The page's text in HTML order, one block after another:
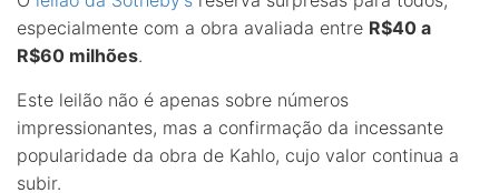
especialmente com a obra avaliada entre R$40 a
R$60 milhões.
Este leilão não é apenas sobre números
impressionantes, mas a confirmação da incessante
popularidade da obra de Kahlo, cujo valor continua a
subir.